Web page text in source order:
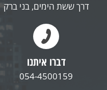
דרך ששת הימים, בני ברק
דברו איתנו
054-4500159